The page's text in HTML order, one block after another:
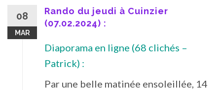
08
MAR
Rando du jeudi à Cuinzier
(07.02.2024) :
Diaporama en ligne (68 clichés –
Patrick) :
Par une belle matinée ensoleillée, 14